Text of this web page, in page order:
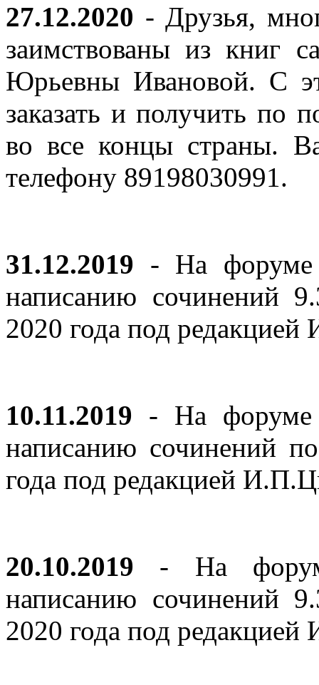
27.12.2020 - Друзья,
заимствованы из книг
Юрьевны Ивановой. С
заказать и получить по
во все концы страны.
телефону 89198030991.
31.12.2019 - На форуме
написанию сочинений
2020 года под
10.11.2019 - На форуме
написанию сочинений
года под редакцией
20.10.2019 - На
написанию сочинений
2020 года под